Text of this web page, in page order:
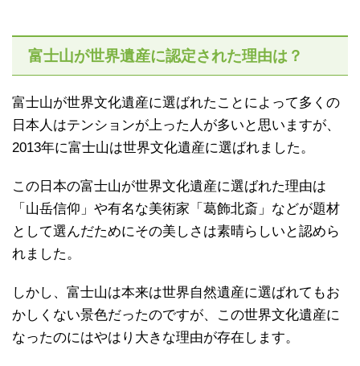
富士山が世界遺産に認定された理由は？
富士山が世界文化遺産に選ばれたことによって多くの
日本人はテンションが上った人が多いと思いますが、
2013年に富士山は世界文化遺産に選ばれました。
この日本の富士山が世界文化遺産に選ばれた理由は
「山岳信仰」や有名な美術家「葛飾北斎」などが題材
として選んだためにその美しさは素晴らしいと認めら
れました。
しかし、富士山は本来は世界自然遺産に選ばれてもお
かしくない景色だったのですが、この世界文化遺産に
なったのにはやはり大きな理由が存在します。